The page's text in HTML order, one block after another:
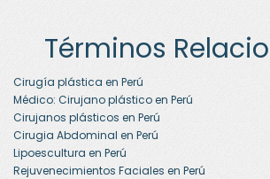
Términos
Cirugía plástica en Perú
Médico: Cirujano plástico en Perú
Cirujanos plásticos en Perú
Cirugia Abdominal en Perú
Lipoescultura en Perú
Rejuvenecimientos Faciales en Perú